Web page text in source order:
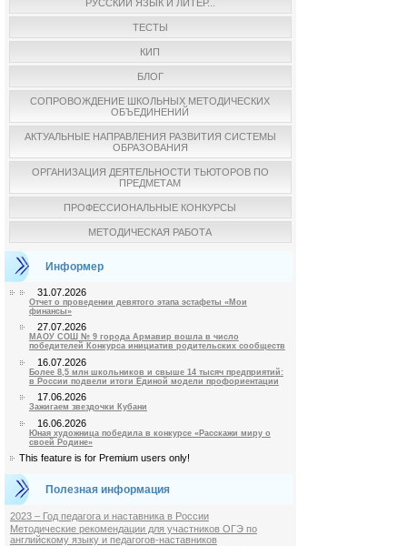
РУССКИЙ ЯЗЫК И ЛИТЕР...
ТЕСТЫ
КИП
БЛОГ
СОПРОВОЖДЕНИЕ ШКОЛЬНЫХ МЕТОДИЧЕСКИХ
ОБЪЕДИНЕНИЙ
АКТУАЛЬНЫЕ НАПРАВЛЕНИЯ РАЗВИТИЯ СИСТЕМЫ
ОБРАЗОВАНИЯ
ОРГАНИЗАЦИЯ ДЕЯТЕЛЬНОСТИ ТЬЮТОРОВ ПО
ПРЕДМЕТАМ
ПРОФЕССИОНАЛЬНЫЕ КОНКУРСЫ
МЕТОДИЧЕСКАЯ РАБОТА
Информер
31.07.2026
Отчет о проведении девятого этапа эстафеты «Мои
финансы»
27.07.2026
МАОУ СОШ № 9 города Армавир вошла в число
победителей Конкурса инициатив родительских сообществ
16.07.2026
Более 8,5 млн школьников и свыше 14 тысяч предприятий:
в России подвели итоги Единой модели профориентации
17.06.2026
Зажигаем звездочки Кубани
16.06.2026
Юная художница победила в конкурсе «Расскажи миру о
своей Родине»
This feature is for Premium users only!
Полезная информация
2023 – Год педагога и наставника в России
Методические рекомендации для участников ОГЭ по
английскому языку и педагогов-наставников